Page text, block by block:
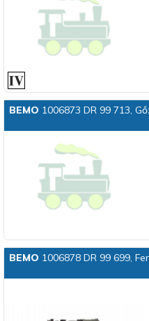
BEMO 1006873 DR 99 713,
BEMO 1006878 DR 99 699,